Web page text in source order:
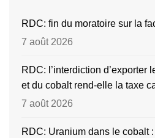
RDC: fin du moratoire sur la
7 août 2026
RDC: l’interdiction d’exporter
et du cobalt rend-elle la taxe
7 août 2026
RDC: Uranium dans le cobalt